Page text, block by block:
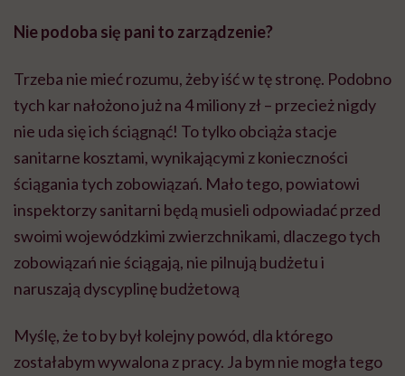
Nie podoba się pani to zarządzenie?
Trzeba nie mieć rozumu, żeby iść w tę stronę. Podobno
tych kar nałożono już na 4 miliony zł – przecież nigdy
nie uda się ich ściągnąć! To tylko obciąża stacje
sanitarne kosztami, wynikającymi z konieczności
ściągania tych zobowiązań. Mało tego, powiatowi
inspektorzy sanitarni będą musieli odpowiadać przed
swoimi wojewódzkimi zwierzchnikami, dlaczego tych
zobowiązań nie ściągają, nie pilnują budżetu i
naruszają dyscyplinę budżetową
Myślę, że to by był kolejny powód, dla którego
zostałabym wywalona z pracy. Ja bym nie mogła tego